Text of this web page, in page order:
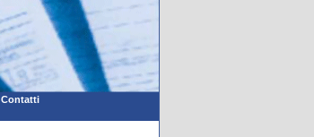
Contatti